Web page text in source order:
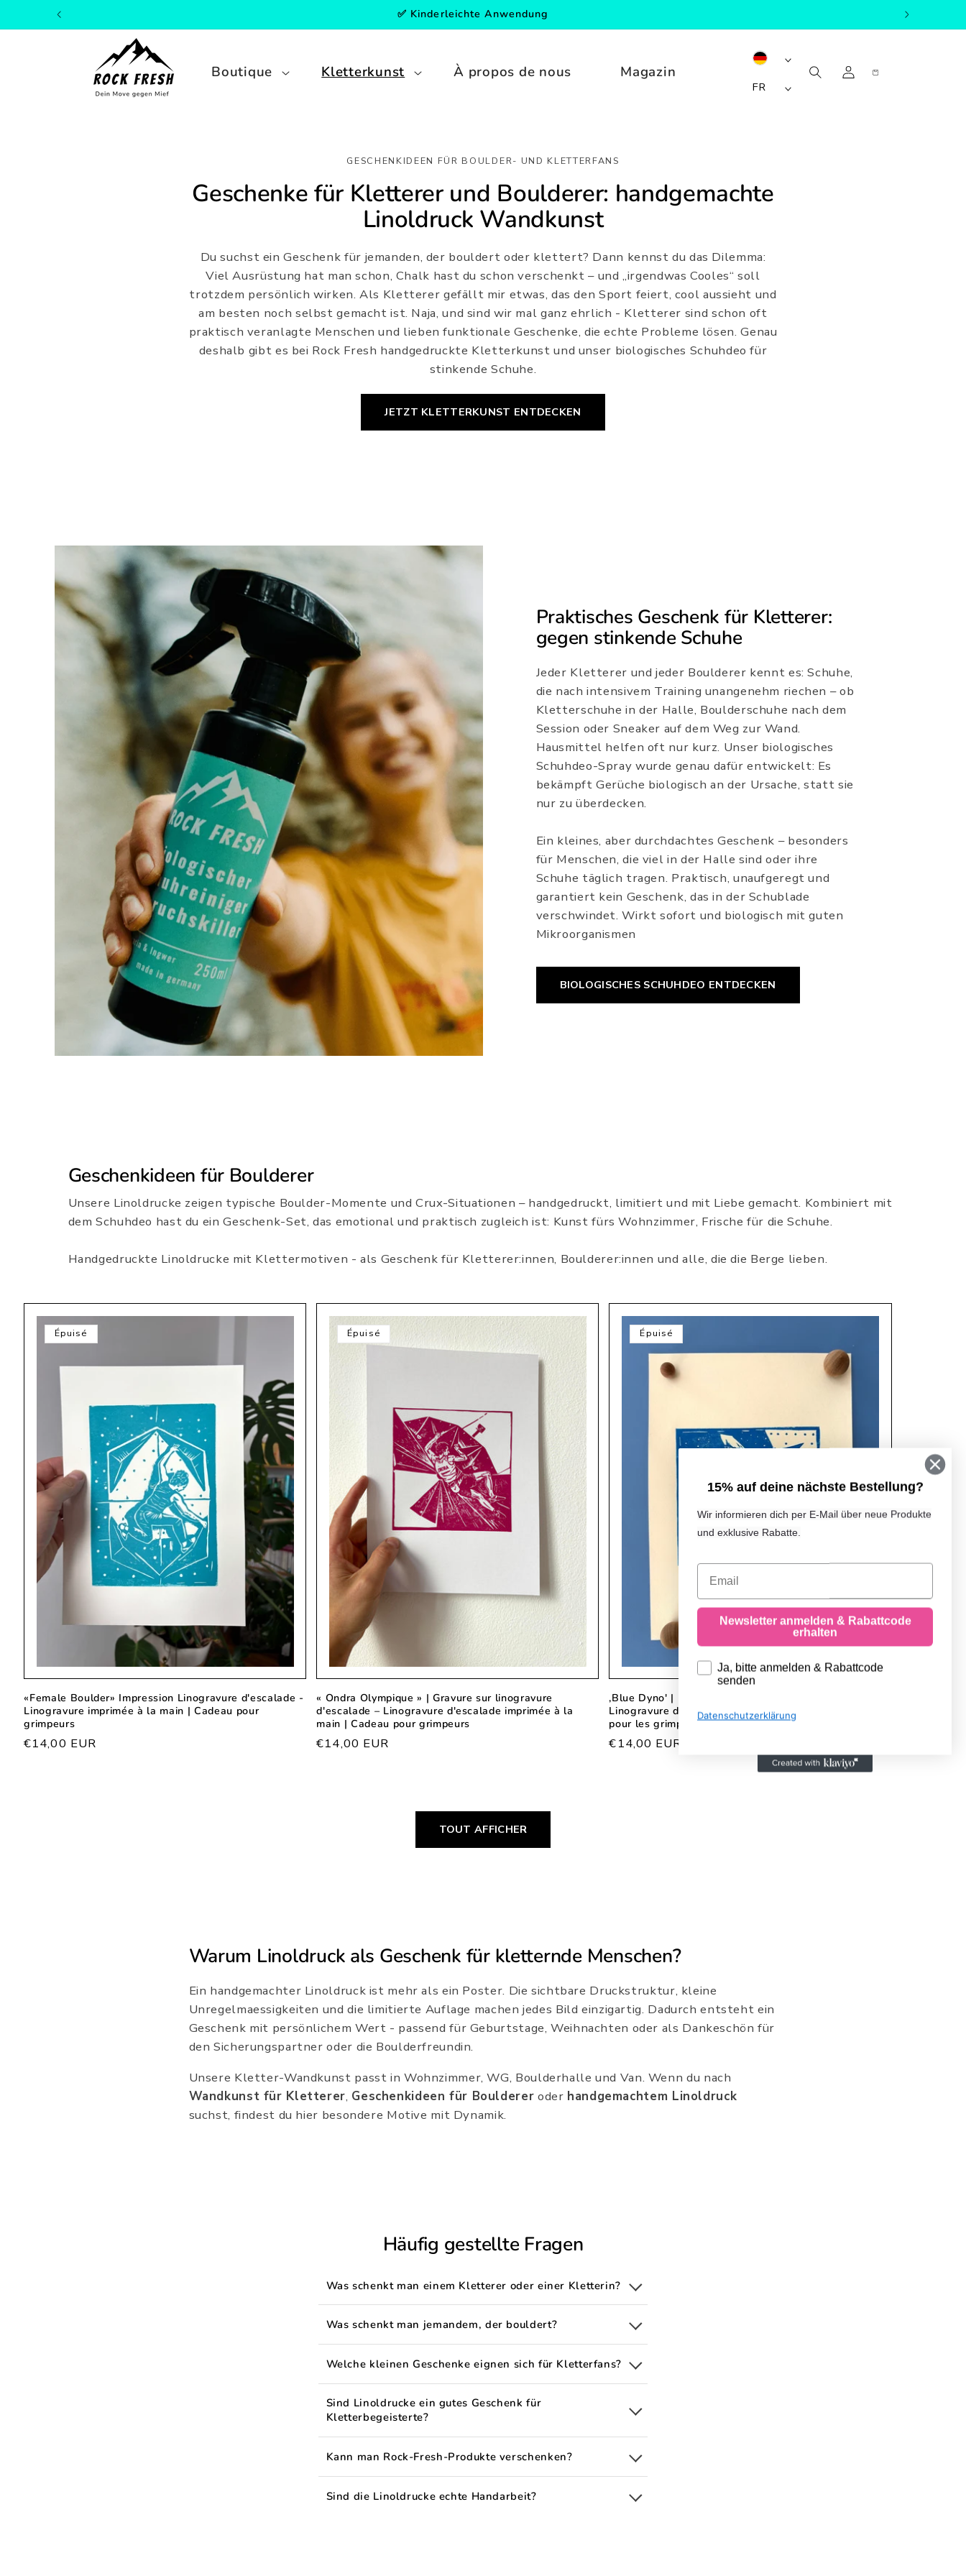
ET PASSER
✅ Kinderleichte Anwendung
Boutique Kletterkunst À propos de nous Magazin
P
y
é
g
n
Allemagne
EUR
€L
e
FR
Français
ConnexionPanier
GESCHENKIDEEN FÜR BOULDER- UND KLETTERFANS
Geschenke für Kletterer und Boulderer: handgemachte
Linoldruck Wandkunst
Du suchst ein Geschenk für jemanden, der bouldert oder klettert? Dann kennst du das Dilemma:
Viel Ausrüstung hat man schon, Chalk hast du schon verschenkt – und „irgendwas Cooles“ soll
trotzdem persönlich wirken. Als Kletterer gefällt mir etwas, das den Sport feiert, cool aussieht und
am besten noch selbst gemacht ist. Naja, und sind wir mal ganz ehrlich - Kletterer sind schon oft
praktisch veranlagte Menschen und lieben funktionale Geschenke, die echte Probleme lösen. Genau
deshalb gibt es bei Rock Fresh handgedruckte Kletterkunst und unser biologisches Schuhdeo für
stinkende Schuhe.
JETZT KLETTERKUNST ENTDECKEN
Praktisches Geschenk für Kletterer:
gegen stinkende Schuhe
Jeder Kletterer und jeder Boulderer kennt es: Schuhe,
die nach intensivem Training unangenehm riechen – ob
Kletterschuhe in der Halle, Boulderschuhe nach dem
Session oder Sneaker auf dem Weg zur Wand.
Hausmittel helfen oft nur kurz. Unser biologisches
Schuhdeo-Spray wurde genau dafür entwickelt: Es
bekämpft Gerüche biologisch an der Ursache, statt sie
nur zu überdecken.
Ein kleines, aber durchdachtes Geschenk – besonders
für Menschen, die viel in der Halle sind oder ihre
Schuhe täglich tragen. Praktisch, unaufgeregt und
garantiert kein Geschenk, das in der Schublade
verschwindet. Wirkt sofort und biologisch mit guten
Mikroorganismen
BIOLOGISCHES SCHUHDEO ENTDECKEN
Geschenkideen für Boulderer
Unsere Linoldrucke zeigen typische Boulder-Momente und Crux-Situationen – handgedruckt, limitiert und mit Liebe gemacht. Kombiniert mit
dem Schuhdeo hast du ein Geschenk-Set, das emotional und praktisch zugleich ist: Kunst fürs Wohnzimmer, Frische für die Schuhe.
Handgedruckte Linoldrucke mit Klettermotiven - als Geschenk für Kletterer:innen, Boulderer:innen und alle, die die Berge lieben.
Épuisé
«Female Boulder» Impression Linogravure d'escalade -
Linogravure imprimée à la main | Cadeau pour
grimpeurs
Prix
€14,00 EUR
Épuisé
« Ondra Olympique » | Gravure sur linogravure
d'escalade – Linogravure d'escalade imprimée à la
main | Cadeau pour grimpeurs
Prix
€14,00 EUR
Épuisé
,Blue Dyno' | Estampe de Linogravure d'Escalade –
Linogravure d'Escalade imprimée à la main | Cadeau
pour les grimpeurs
Prix
€14,00 EUR
TOUT AFFICHER
Warum Linoldruck als Geschenk für kletternde Menschen?
Ein handgemachter Linoldruck ist mehr als ein Poster. Die sichtbare Druckstruktur, kleine
Unregelmaessigkeiten und die limitierte Auflage machen jedes Bild einzigartig. Dadurch entsteht ein
Geschenk mit persönlichem Wert - passend für Geburtstage, Weihnachten oder als Dankeschön für
den Sicherungspartner oder die Boulderfreundin.
Unsere Kletter-Wandkunst passt in Wohnzimmer, WG, Boulderhalle und Van. Wenn du nach
Wandkunst für Kletterer, Geschenkideen für Boulderer oder handgemachtem Linoldruck
suchst, findest du hier besondere Motive mit Dynamik.
Häufig gestellte Fragen
Was schenkt man einem Kletterer oder einer Kletterin?
Was schenkt man jemandem, der bouldert?
Welche kleinen Geschenke eignen sich für Kletterfans?
Sind Linoldrucke ein gutes Geschenk für
Kletterbegeisterte?
Kann man Rock-Fresh-Produkte verschenken?
Sind die Linoldrucke echte Handarbeit?
15% auf deine nächste Bestellung?
Wir informieren dich per E-Mail über neue Produkte
und exklusive Rabatte.
Email
Newsletter anmelden & Rabattcode
erhalten
Anmeldung Newsletter
Ja, bitte anmelden & Rabattcode
senden
Datenschutzerklärung